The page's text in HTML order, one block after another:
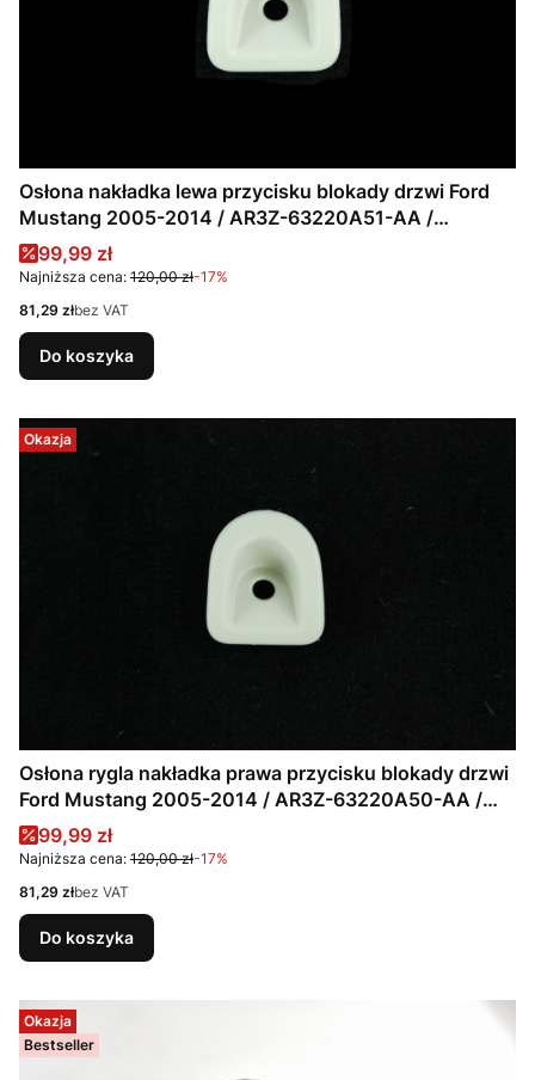
Osłona nakładka lewa przycisku blokady drzwi Ford
Mustang 2005-2014 / AR3Z-63220A51-AA /
AR3Z63220A51AA
Cena promocyjna
99,99 zł
Najniższa cena: 120,00 zł-17%
Cena
81,29 złbez VAT
Do koszyka
Okazja
Osłona rygla nakładka prawa przycisku blokady drzwi
Ford Mustang 2005-2014 / AR3Z-63220A50-AA /
AR3Z63220A50AA
Cena promocyjna
99,99 zł
Najniższa cena: 120,00 zł-17%
Cena
81,29 złbez VAT
Do koszyka
Okazja
Bestseller